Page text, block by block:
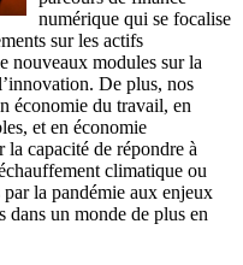
numérique qui se focalise
sur les actifs
nouveaux modules sur la
De plus, nos
économie du travail, en
et en économie
capacité de répondre à
climatique ou
la pandémie aux enjeux
dans un monde de plus en